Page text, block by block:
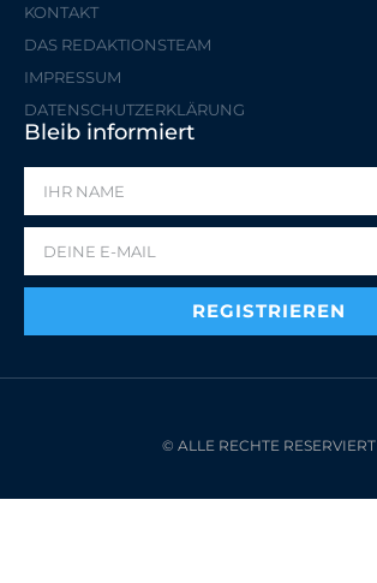
KONTAKT
DAS REDAKTIONSTEAM
IMPRESSUM
DATENSCHUTZERKLÄRUNG
Bleib informiert
REGISTRIEREN
© ALLE RECHTE RESERVIERT